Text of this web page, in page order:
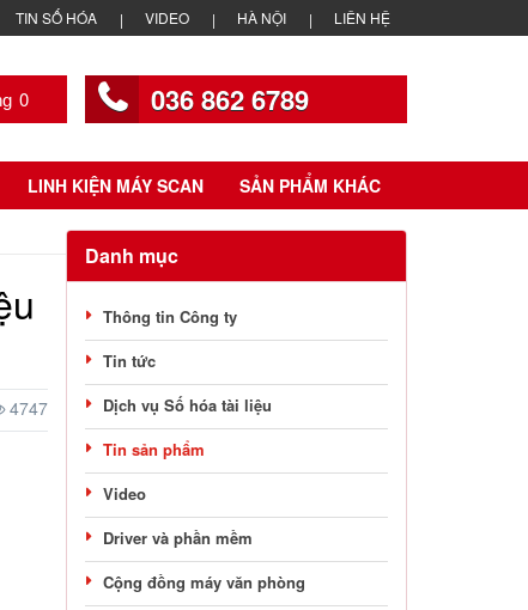
TIN SỐ HÓA VIDEO HÀ NỘI LIÊN HỆ
0 036 862 6789
LINH KIỆN MÁY SCAN SẢN PHẨM KHÁC
4747
Danh mục
Thông tin Công ty
Tin tức
Dịch vụ Số hóa tài liệu
Tin sản phẩm
Video
Driver và phần mềm
Cộng đồng máy văn phòng